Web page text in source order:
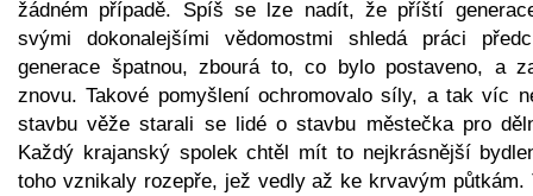
žádném případě. Spíš se lze nadít, že příští
svými dokonalejšími vědomostmi shledá práci
generace špatnou, zbourá to, co bylo postaveno, a
znovu. Takové pomyšlení ochromovalo síly, a tak víc
stavbu věže starali se lidé o stavbu městečka pro
Každý krajanský spolek chtěl mít to nejkrásnější
toho vznikaly rozepře, jež vedly až ke krvavým půtkám.